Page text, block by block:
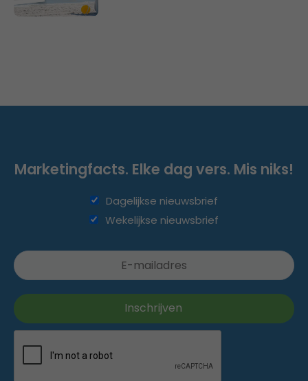
Marketingfacts. Elke dag vers. Mis niks!
Dagelijkse nieuwsbrief
Wekelijkse nieuwsbrief